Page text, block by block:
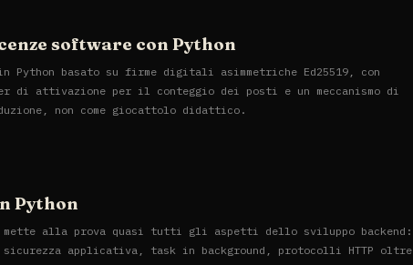
software con Python
Python basato su firme digitali asimmetriche Ed25519, con
attivazione per il conteggio dei posti e un meccanismo di
non come giocattolo didattico.
Python
mette alla prova quasi tutti gli aspetti dello sviluppo backend:
applicativa, task in background, protocolli HTTP oltre